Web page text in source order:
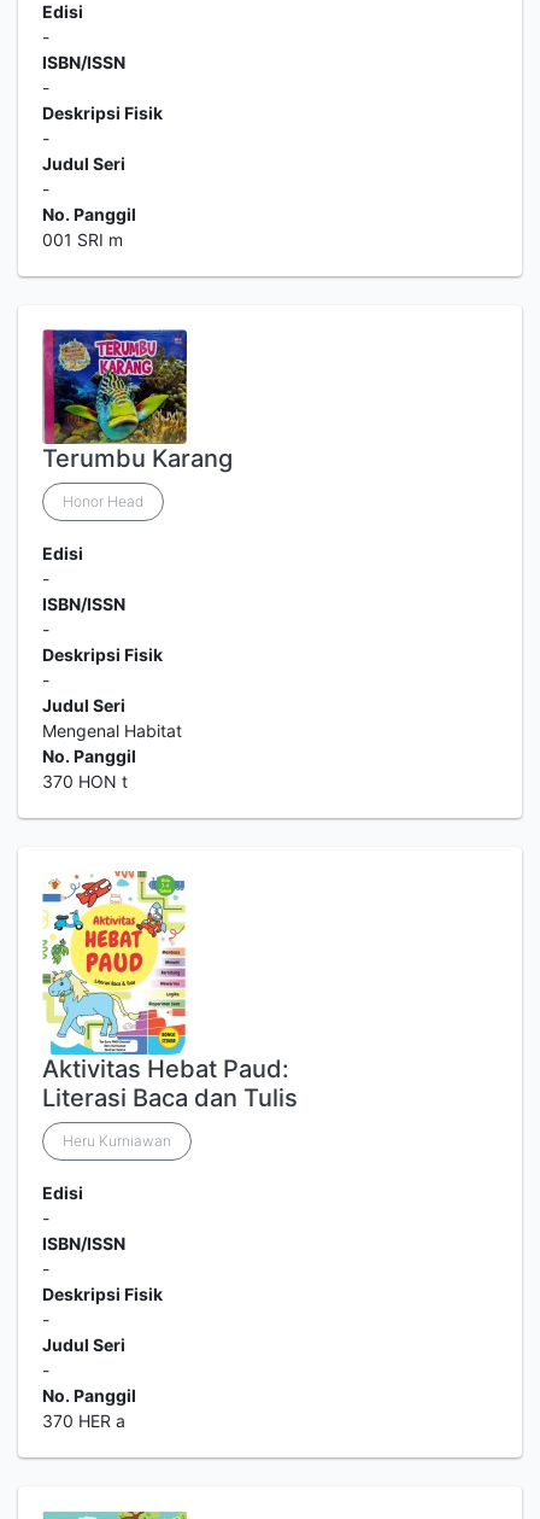
Edisi
-
ISBN/ISSN
-
Deskripsi Fisik
-
Judul Seri
-
No. Panggil
001 SRI m
Terumbu Karang
Honor Head
Edisi
-
ISBN/ISSN
-
Deskripsi Fisik
-
Judul Seri
Mengenal Habitat
No. Panggil
370 HON t
Aktivitas Hebat Paud:
Literasi Baca dan Tulis
Heru Kurniawan
Edisi
-
ISBN/ISSN
-
Deskripsi Fisik
-
Judul Seri
-
No. Panggil
370 HER a